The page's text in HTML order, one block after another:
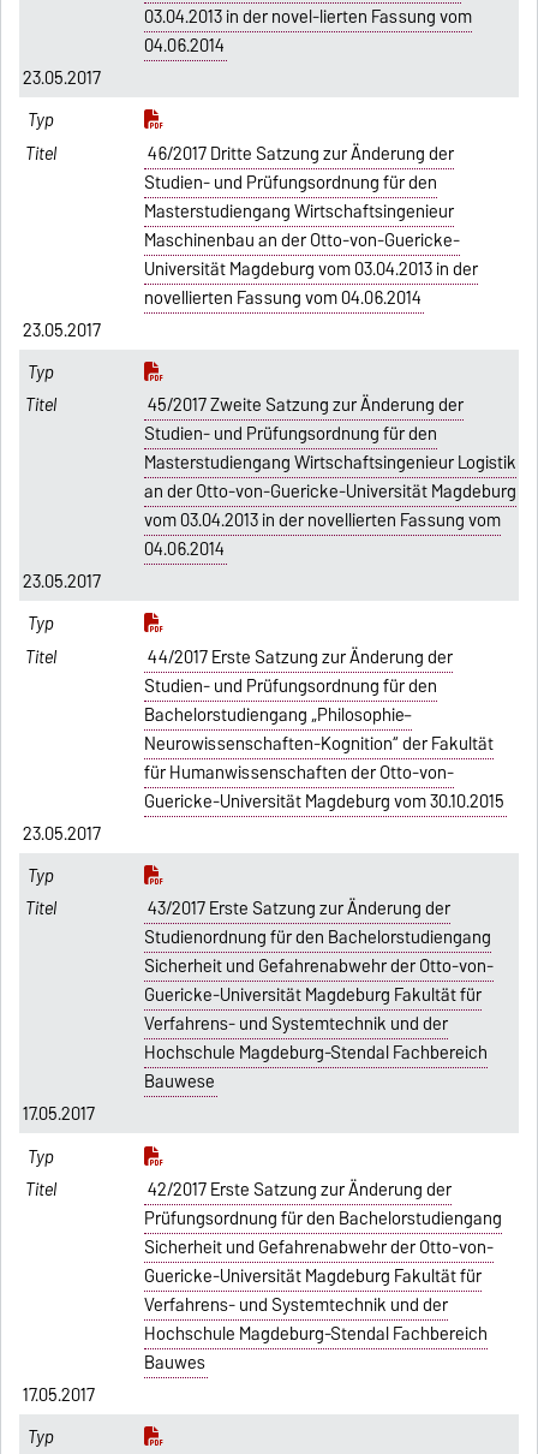
03.04.2013 in der novel-lierten Fassung vom
04.06.2014
23.05.2017
46/2017 Dritte Satzung zur Änderung der
Studien- und Prüfungsordnung für den
Masterstudiengang Wirtschaftsingenieur
Maschinenbau an der Otto-von-Guericke-
Universität Magdeburg vom 03.04.2013 in der
novellierten Fassung vom 04.06.2014
23.05.2017
45/2017 Zweite Satzung zur Änderung der
Studien- und Prüfungsordnung für den
Masterstudiengang Wirtschaftsingenieur Logistik
an der Otto-von-Guericke-Universität Magdeburg
vom 03.04.2013 in der novellierten Fassung vom
04.06.2014
23.05.2017
44/2017 Erste Satzung zur Änderung der
Studien- und Prüfungsordnung für den
Bachelorstudiengang „Philosophie–
Neurowissenschaften-Kognition“ der Fakultät
für Humanwissenschaften der Otto-von-
Guericke-Universität Magdeburg vom 30.10.2015
23.05.2017
43/2017 Erste Satzung zur Änderung der
Studienordnung für den Bachelorstudiengang
Sicherheit und Gefahrenabwehr der Otto-von-
Guericke-Universität Magdeburg Fakultät für
Verfahrens- und Systemtechnik und der
Hochschule Magdeburg-Stendal Fachbereich
Bauwese
17.05.2017
42/2017 Erste Satzung zur Änderung der
Prüfungsordnung für den Bachelorstudiengang
Sicherheit und Gefahrenabwehr der Otto-von-
Guericke-Universität Magdeburg Fakultät für
Verfahrens- und Systemtechnik und der
Hochschule Magdeburg-Stendal Fachbereich
Bauwes
17.05.2017